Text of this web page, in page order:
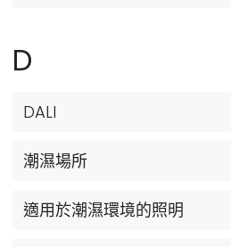
D
DALI
潮濕場所
適用於潮濕環境的照明